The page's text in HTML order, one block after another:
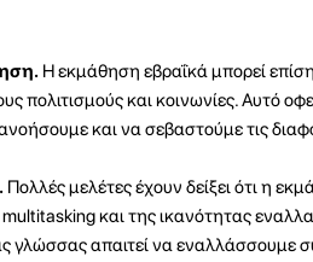
Η εκμάθηση εβραΐκά μπορεί
πολιτισμούς και κοινωνίες. Αυτό
και να σεβαστούμε τις
Πολλές μελέτες έχουν δείξει ότι η
και της ικανότητας
γλώσσας απαιτεί να